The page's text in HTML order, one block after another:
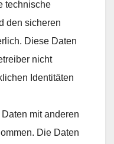
technische
den sicheren
Diese Daten
nicht
Identitäten
mit anderen
Die Daten